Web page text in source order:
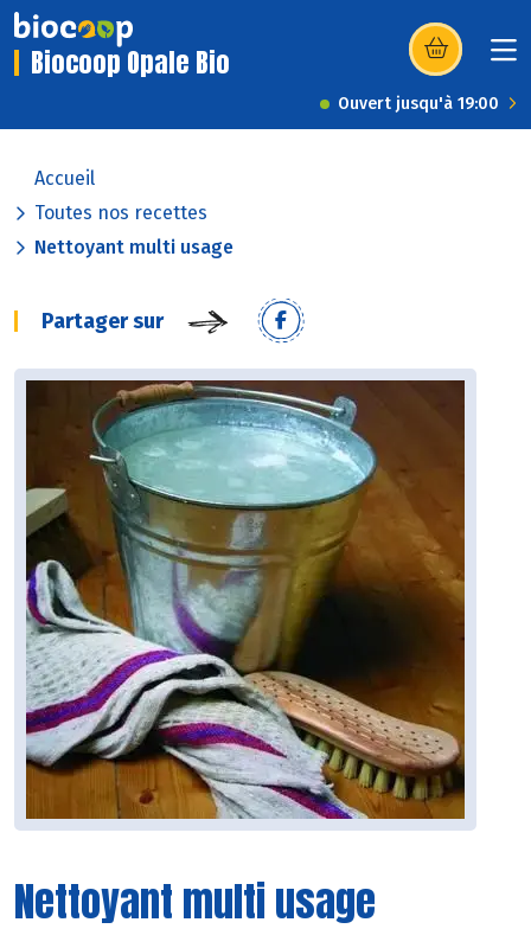
Biocoop Opale Bio (s’ouvre dans
Ouvert jusqu'à 19:00
Accueil
Toutes nos recettes
Nettoyant multi usage
Partager sur
Nettoyant multi usage